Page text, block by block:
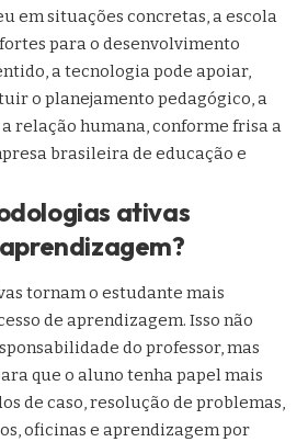
em situações concretas, a escola
para o desenvolvimento
a tecnologia pode apoiar,
o planejamento pedagógico, a
relação humana, conforme frisa a
brasileira de educação e
ativas
tornam o estudante mais
de aprendizagem. Isso não
do professor, mas
que o aluno tenha papel mais
de caso, resolução de problemas,
oficinas e aprendizagem por